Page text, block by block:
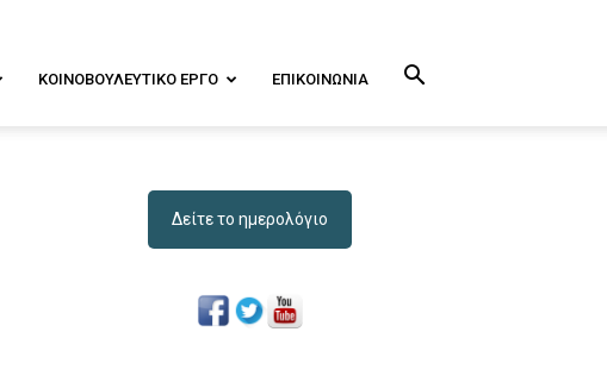
ΚΟΙΝΟΒΟΥΛΕΥΤΙΚΌ ΕΡΓΟ ΕΠΙΚΟΙΝΩΝΊΑ
Δείτε το ημερολόγιο